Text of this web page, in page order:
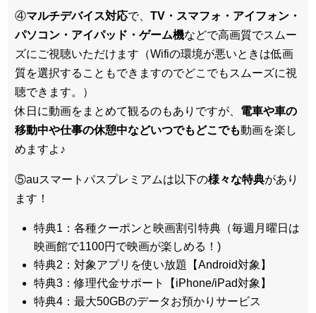
④マルチデバイス対応で、 TV・スマフォ・アイフォン・
パソコン・アイパッド・ゲーム機などで高画質でスムー
ズにご視聴いただけます（Wifiの環境が悪いときは低画
質を選択することもできますのでどこでもスムーズに視
聴できます。）
休日に動画をまとめて観るのもありですが、 電車や車の
移動中や仕事の休憩中などいつでもどこでも動画を楽し
めますよ♪
⑤auスマートパスプレミアムは以下の様々な特典があり
ます！
特典1：各種クーポンと映画割引特典（毎週月曜日は
映画館で1100円で映画が楽しめる！)
特典2：対象アプリを使い放題【Android対象】
特典3：修理代金サポート【iPhone/iPad対象】
特典4：最大50GBのデータお預かりサービス